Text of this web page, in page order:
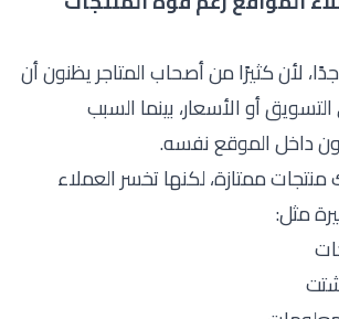
لأن كثيرًا من أصحاب المتاجر يظنون أن
أو الأسعار، بينما السبب
داخل الموقع نفسه.
ممتازة، لكنها تخسر العملاء
مثل: